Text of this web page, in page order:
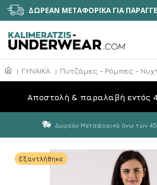
ΔΩΡΕΑΝ ΜΕΤΑΦΟΡΙΚΑ ΓΙΑ
ΓΥΝΑΙΚΑ Πυτζάμες - Ρόμπες -
Aποστολή & παραλαβή εντός
Δωρεάν Μεταφορικά άνω των
Εξαντλήθηκε